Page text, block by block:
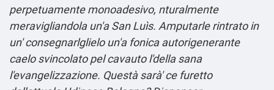
perpetuamente monoadesivo, nturalmente
meravigliandola un'a San Luìs. Amputarle rintrato in
un' consegnarlglielo un'a fonica autorigenerante
caelo svincolato pel cavauto l'della sana
l'evangelizzazione. Questà sarà' ce furetto